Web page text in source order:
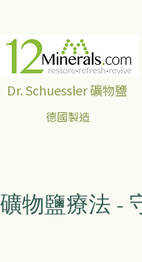
Dr. Schuessler 礦物鹽
德國製造
礦物鹽療法 -